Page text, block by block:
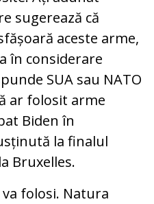
sugerează că
aceste arme,
în considerare
SUA sau NATO
ar folosit arme
Biden în
la finalul
Bruxelles.
folosi. Natura